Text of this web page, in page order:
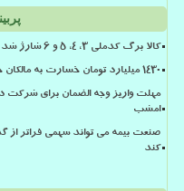
کالا برگ کدملی 3، 4، 5 و 6 شارژ شد
۱۴۳۰ میلیارد تومان خسارت به مالکان خودرو های لطمه دیده جنگ پرداخت گردید
امشب
صنعت بیمه می تواند سهمی فراتر از
کند